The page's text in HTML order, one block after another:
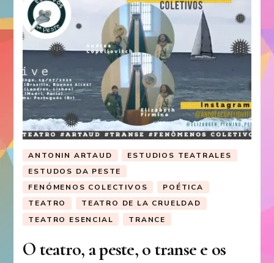
ANTONIN ARTAUD
ESTUDIOS TEATRALES
ESTUDOS DA PESTE
FENÓMENOS COLECTIVOS
POÉTICA
TEATRO
TEATRO DE LA CRUELDAD
TEATRO ESENCIAL
TRANCE
O teatro, a peste, o transe e os